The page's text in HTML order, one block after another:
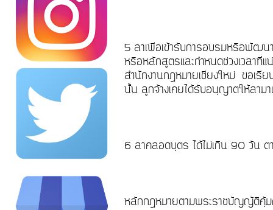
5 ลาเพื่อเข้ารับการอบรมหรือพัฒนา
หรือหลักสูตรและกำหนดช่วงเวลาที่
สำนักงานกฎหมายเชียงใหม่ ขอเรี
นั้น ลูกจ้างเคยได้รับอนุญาตให้ลา
6 ลาคลอดบุตร ได้ไม่เกิน 90 วัน
หลักกฎหมายตามพระราชบัญญัติคุ้